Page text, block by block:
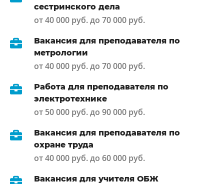
сестринского дела
от 40 000 руб. до 70 000 руб.
Вакансия для преподавателя по
метрологии
от 40 000 руб. до 70 000 руб.
Работа для преподавателя по
электротехнике
от 50 000 руб. до 90 000 руб.
Вакансия для преподавателя по
охране труда
от 40 000 руб. до 60 000 руб.
Вакансия для учителя ОБЖ